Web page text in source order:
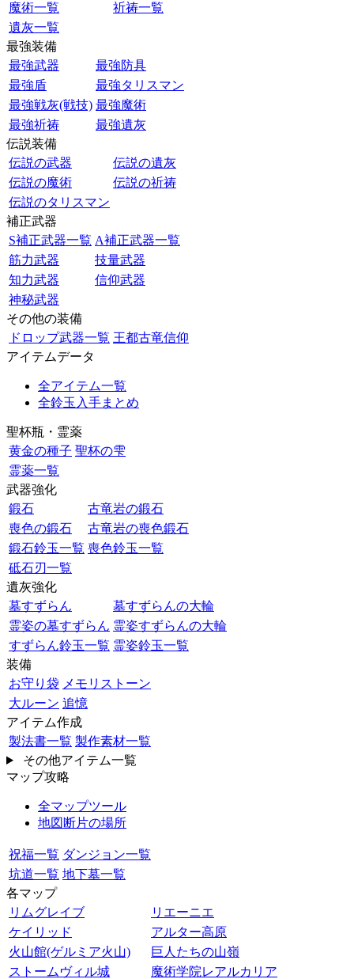
魔術一覧
祈祷一覧
遺灰一覧
最強装備
最強武器
最強防具
最強盾
最強タリスマン
最強戦灰(戦技) 最強魔術
最強祈祷
最強遺灰
伝説装備
伝説の武器
伝説の遺灰
伝説の魔術
伝説の祈祷
伝説のタリスマン
補正武器
S補正武器一覧 A補正武器一覧
筋力武器
技量武器
知力武器
信仰武器
神秘武器
その他の装備
ドロップ武器一覧 王都古竜信仰
アイテムデータ
全アイテム一覧
全鈴玉入手まとめ
聖杯瓶・霊薬
黄金の種子 聖杯の雫
霊薬一覧
武器強化
鍛石
古竜岩の鍛石
喪色の鍛石
古竜岩の喪色鍛石
鍛石鈴玉一覧 喪色鈴玉一覧
砥石刃一覧
遺灰強化
墓すずらん
墓すずらんの大輪
霊姿の墓すずらん 霊姿すずらんの大輪
すずらん鈴玉一覧 霊姿鈴玉一覧
装備
お守り袋 メモリストーン
大ルーン 追憶
アイテム作成
製法書一覧 製作素材一覧
その他アイテム一覧
マップ攻略
全マップツール
地図断片の場所
祝福一覧 ダンジョン一覧
坑道一覧 地下墓一覧
各マップ
リムグレイブ
リエーニエ
ケイリッド
アルター高原
火山館(ゲルミア火山)
巨人たちの山嶺
ストームヴィル城
魔術学院レアルカリア